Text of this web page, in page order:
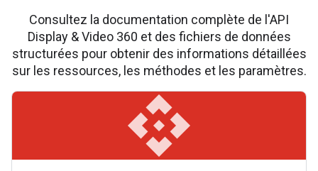
Consultez la documentation complète de l'API
Display & Video 360 et des fichiers de données
structurées pour obtenir des informations détaillées
sur les ressources, les méthodes et les paramètres.
api